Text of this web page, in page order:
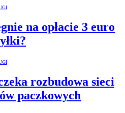
na opłacie 3 euro
rozbudowa sieci
paczkowych